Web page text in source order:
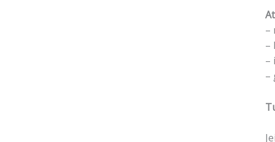
–
–
–
–